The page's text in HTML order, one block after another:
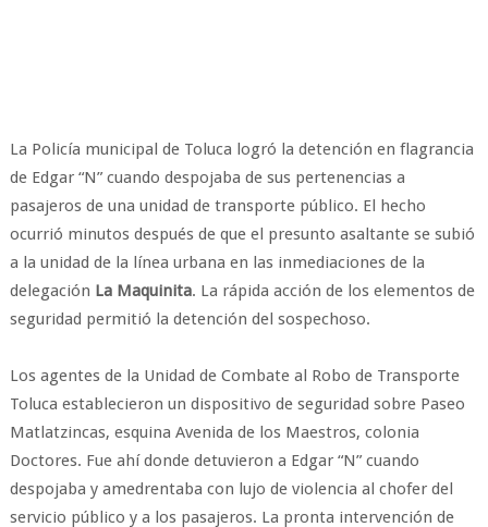
La Policía municipal de Toluca logró la detención en flagrancia
de Edgar “N” cuando despojaba de sus pertenencias a
pasajeros de una unidad de transporte público. El hecho
ocurrió minutos después de que el presunto asaltante se subió
a la unidad de la línea urbana en las inmediaciones de la
delegación La Maquinita. La rápida acción de los elementos de
seguridad permitió la detención del sospechoso.
Los agentes de la Unidad de Combate al Robo de Transporte
Toluca establecieron un dispositivo de seguridad sobre Paseo
Matlatzincas, esquina Avenida de los Maestros, colonia
Doctores. Fue ahí donde detuvieron a Edgar “N” cuando
despojaba y amedrentaba con lujo de violencia al chofer del
servicio público y a los pasajeros. La pronta intervención de